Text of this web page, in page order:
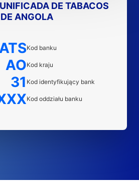
DE TABACOS
DE ANGOLA
Kod banku
AOKod kraju
31 Kod identyfikujący bank
Kod oddziału banku